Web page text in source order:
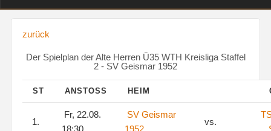
zurück
Der Spielplan der Alte Herren Ü35 WTH Kreisliga Staffel
2 - SV Geismar 1952
ST ANSTOSS HEIM
1.
Fr, 22.08.
18:30
SV Geismar
1952
vs.